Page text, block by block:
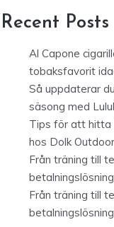
Recent Posts
Al Capone
tobaksfavorit
Så uppdaterar
säsong med
Tips för att hitta
hos Dolk Outdoor
Från träning till
Från träning till